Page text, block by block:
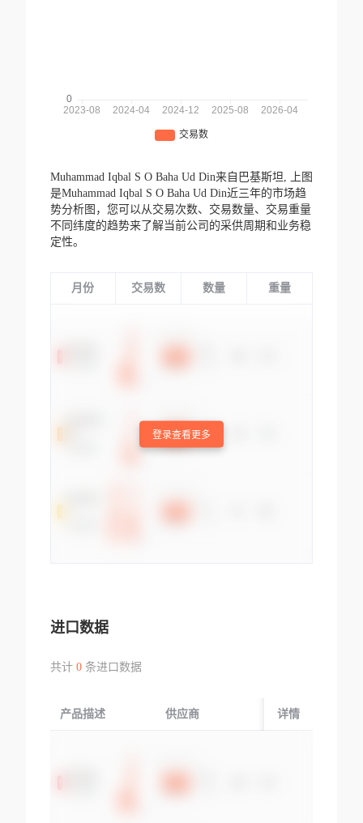
Muhammad Iqbal S O Baha Ud Din来自巴基斯坦,
上图
是Muhammad Iqbal S O Baha Ud Din近三年的市场趋
势分析图，您可以从交易次数、交易数量、交易重量
不同纬度的趋势来了解当前公司的采供周期和业务稳
定性。
月份 交易数 数量 重量
登录查看更多
进口数据
共计 0条进口数据
产品描述 供应商 起运国/地区
详情